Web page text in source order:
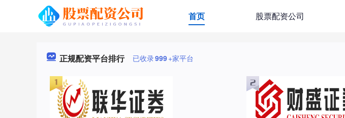
首页 股票配资公司
正规配资平台排行 已收录999+家平台